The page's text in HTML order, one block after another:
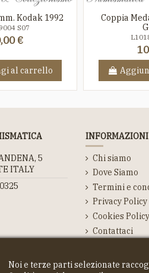
Kodak 1992
S07
€
al carrello
Coppia
5
ITALY
INFORMAZIONI
Chi siamo
Dove Siamo
Termini e
Privacy Policy
Cookies Policy
Contattaci
Noi e terze parti selezionate